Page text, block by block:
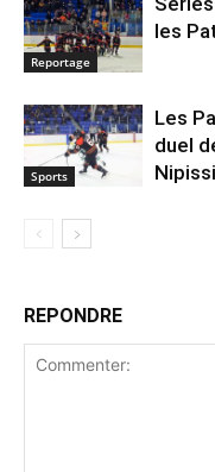
Reportage
les
Sports
Les
duel
REPONDRE